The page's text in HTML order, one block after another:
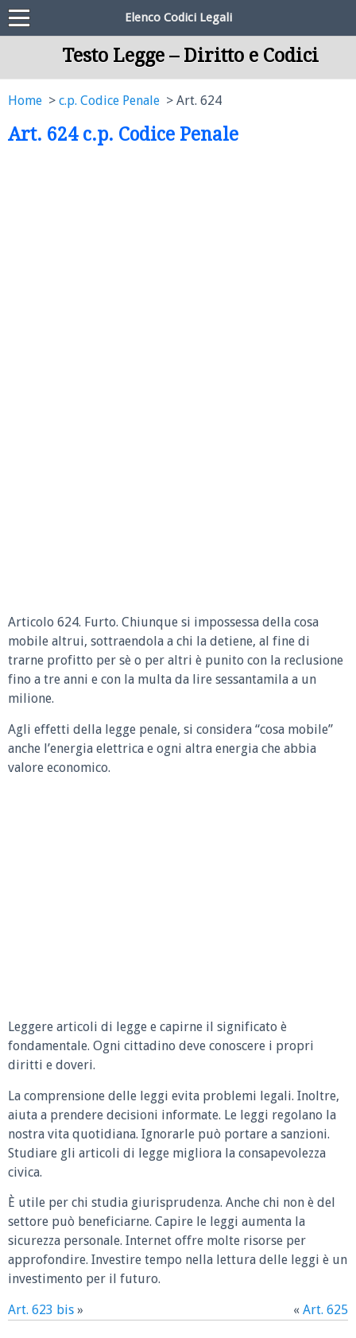
Elenco Codici Legali
Testo Legge – Diritto e Codici
Home c.p. Codice Penale Art. 624
Art. 624 c.p. Codice Penale
Articolo 624. Furto. Chiunque si impossessa della cosa
mobile altrui, sottraendola a chi la detiene, al fine di
trarne profitto per sè o per altri è punito con la reclusione
fino a tre anni e con la multa da lire sessantamila a un
milione.
Agli effetti della legge penale, si considera “cosa mobile”
anche l’energia elettrica e ogni altra energia che abbia
valore economico.
Leggere articoli di legge e capirne il significato è
fondamentale. Ogni cittadino deve conoscere i propri
diritti e doveri.
La comprensione delle leggi evita problemi legali. Inoltre,
aiuta a prendere decisioni informate. Le leggi regolano la
nostra vita quotidiana. Ignorarle può portare a sanzioni.
Studiare gli articoli di legge migliora la consapevolezza
civica.
È utile per chi studia giurisprudenza. Anche chi non è del
settore può beneficiarne. Capire le leggi aumenta la
sicurezza personale. Internet offre molte risorse per
approfondire. Investire tempo nella lettura delle leggi è un
investimento per il futuro.
Art. 623 bis » « Art. 625